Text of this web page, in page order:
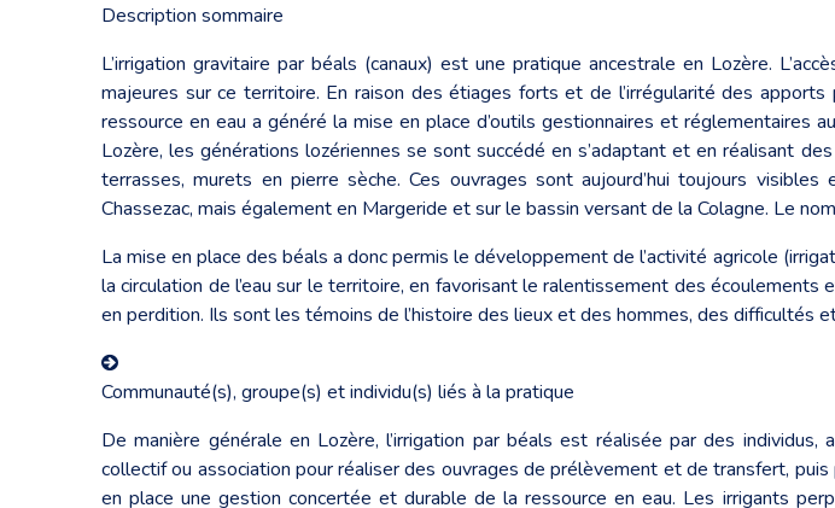
Description sommaire
L’irrigation gravitaire par béals (canaux) est une pratique ancestrale en Lozère.
majeures sur ce territoire. En raison des étiages forts et de l’irrégularité des
ressource en eau a généré la mise en place d’outils gestionnaires et
Lozère, les générations lozériennes se sont succédé en s’adaptant et en réalisant
terrasses, murets en pierre sèche. Ces ouvrages sont aujourd’hui toujours
Chassezac, mais également en Margeride et sur le bassin versant de la Colagne. Le
La mise en place des béals a donc permis le développement de l’activité agricole
la circulation de l’eau sur le territoire, en favorisant le ralentissement des
en perdition. Ils sont les témoins de l’histoire des lieux et des hommes, des difficultés
Communauté(s), groupe(s) et individu(s) liés à la pratique
De manière générale en Lozère, l’irrigation par béals est réalisée par des
collectif ou association pour réaliser des ouvrages de prélèvement et de transfert,
en place une gestion concertée et durable de la ressource en eau. Les irrigants